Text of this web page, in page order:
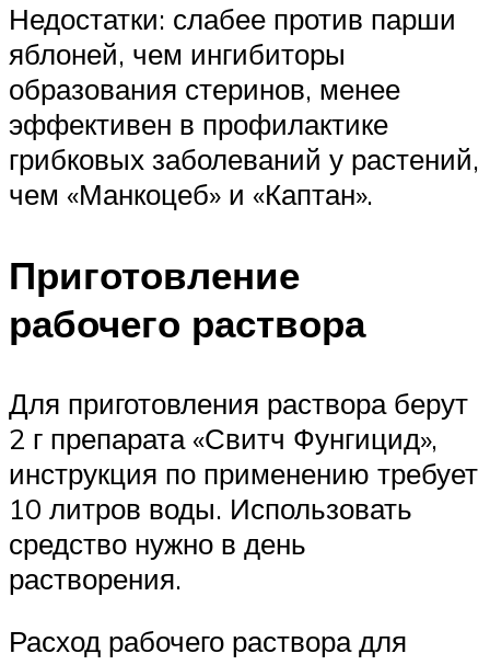
Недостатки: слабее против парши
яблоней, чем ингибиторы
образования стеринов, менее
эффективен в профилактике
грибковых заболеваний у растений,
чем «Манкоцеб» и «Каптан».
Приготовление
рабочего раствора
Для приготовления раствора берут
2 г препарата «Свитч Фунгицид»,
инструкция по применению требует
10 литров воды. Использовать
средство нужно в день
растворения.
Расход рабочего раствора для